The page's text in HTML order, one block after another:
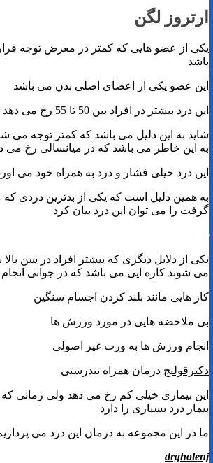
ارتروز لگن
یکی از عضو هایی که کمتر در معرض توجه
باشد
این عضو یکی از اعضای اصلی بدن می باشد
این درد بیشتر در افراد بین 50 تا 55 رخ می دهد
شاید به این دلیل می باشد که کمتر توجه می
به این خاطر می باشد که در میانسالی رخ می
این درد خیلی فشار و درد به همراه خود می
به همین دلیل است که یکی از بدترین دردی که
گرفت را می توان این درد بیان کرد
یکی از دلایل دیگری که بیشتر افراد در سن بالا
می شوند کاره ایی می باشد که در جوانی انجام
کار هایی مانند بلند کردن اجسام سنگین
بی ملاحضه هایی در مورد ورزش ها
انجام ورزش ها به ورت غیر اصولی
دکترقولنج درمان همراه تندرستی
این بیماری خیلی کم رخ می دهد ولی زمانی
بیمار درد بسیاری را دارد
ما در این مجموعه به درمان این درد می
drgholenj